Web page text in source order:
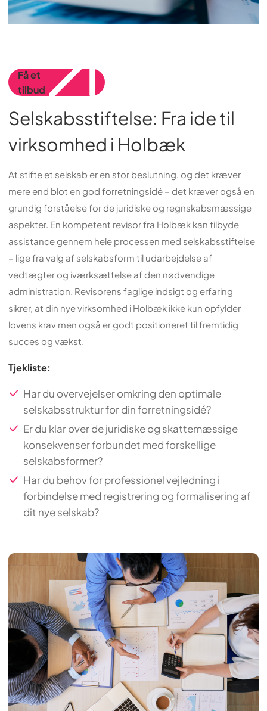
Få et
tilbud
Selskabsstiftelse: Fra ide til
virksomhed i Holbæk
At stifte et selskab er en stor beslutning, og det kræver
mere end blot en god forretningsidé – det kræver også en
grundig forståelse for de juridiske og regnskabsmæssige
aspekter. En kompetent revisor fra Holbæk kan tilbyde
assistance gennem hele processen med selskabsstiftelse
– lige fra valg af selskabsform til udarbejdelse af
vedtægter og iværksættelse af den nødvendige
administration. Revisorens faglige indsigt og erfaring
sikrer, at din nye virksomhed i Holbæk ikke kun opfylder
lovens krav men også er godt positioneret til fremtidig
succes og vækst.
Tjekliste:
Har du overvejelser omkring den optimale
selskabsstruktur for din forretningsidé?
Er du klar over de juridiske og skattemæssige
konsekvenser forbundet med forskellige
selskabsformer?
Har du behov for professionel vejledning i
forbindelse med registrering og formalisering af
dit nye selskab?